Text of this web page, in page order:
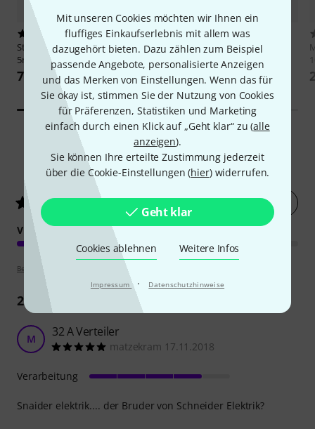
Mit unseren Cookies möchten wir Ihnen ein
fluffiges Einkaufserlebnis mit allem was
dazugehört bieten. Dazu zählen zum Beispiel
passende Angebote, personalisierte Anzeigen
und das Merken von Einstellungen. Wenn das für
Sie okay ist, stimmen Sie der Nutzung von Cookies
für Präferenzen, Statistiken und Marketing
einfach durch einen Klick auf „Geht klar“ zu (alle
anzeigen).
Sie können Ihre erteilte Zustimmung jederzeit
über die Cookie-Einstellungen (hier) widerrufen.
Geht klar
Cookies ablehnen Weitere Infos
Impressum · Datenschutzhinweise
21
StairvilleCEE Cable 32A 6,0mm²
5m Grip
73 €
20
StairvilleCEE Cable 32A 6,0mm²
10m Grip
121 €
54Kundenbewertungen
4.9/ 5 Jetzt bewerten
VERARBEITUNG
Bewertungsrichtlinien
21
M 32 A Verteiler
matzekram 17.11.2018
Snaider elektrik.... der Bruder von Schneider Elektrik?
Verarbeitung